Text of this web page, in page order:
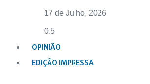
17 de Julho, 2026
OPINIÃO
EDIÇÃO IMPRESSA